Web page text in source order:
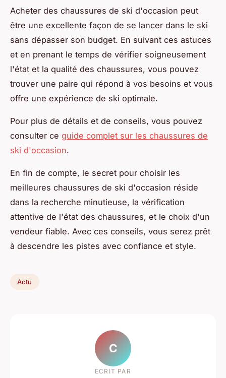
Acheter des chaussures de ski d'occasion peut
être une excellente façon de se lancer dans le ski
sans dépasser son budget. En suivant ces astuces
et en prenant le temps de vérifier soigneusement
l'état et la qualité des chaussures, vous pouvez
trouver une paire qui répond à vos besoins et vous
offre une expérience de ski optimale.
Pour plus de détails et de conseils, vous pouvez
consulter ce guide complet sur les chaussures de
ski d'occasion.
En fin de compte, le secret pour choisir les
meilleures chaussures de ski d'occasion réside
dans la recherche minutieuse, la vérification
attentive de l'état des chaussures, et le choix d'un
vendeur fiable. Avec ces conseils, vous serez prêt
à descendre les pistes avec confiance et style.
Actu
C
ECRIT PAR